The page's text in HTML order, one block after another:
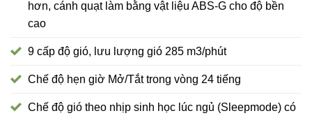
hơn, cánh quạt làm bằng vật liệu ABS-G cho độ bền
cao
9 cấp độ gió, lưu lượng gió 285 m3/phút
Chế độ hẹn giờ Mở/Tắt trong vòng 24 tiếng
Chế độ gió theo nhịp sinh học lúc ngủ (Sleepmode) có